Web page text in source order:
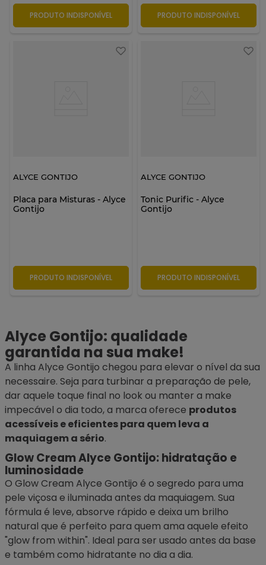
PRODUTO INDISPONÍVEL PRODUTO INDISPONÍVEL
ALYCE GONTIJO
Placa para Misturas - Alyce
Gontijo
PRODUTO INDISPONÍVEL
ALYCE GONTIJO
Tonic Purific - Alyce
Gontijo
PRODUTO INDISPONÍVEL
Alyce Gontijo: qualidade
garantida na sua make!
A linha Alyce Gontijo chegou para elevar o nível da sua
necessaire. Seja para turbinar a preparação de pele,
dar aquele toque final no look ou manter a make
impecável o dia todo, a marca oferece produtos
acessíveis e eficientes para quem leva a
maquiagem a sério.
Glow Cream Alyce Gontijo: hidratação e
luminosidade
O Glow Cream Alyce Gontijo é o segredo para uma
pele viçosa e iluminada antes da maquiagem. Sua
fórmula é leve, absorve rápido e deixa um brilho
natural que é perfeito para quem ama aquele efeito
"glow from within". Ideal para ser usado antes da base
e também como hidratante no dia a dia.